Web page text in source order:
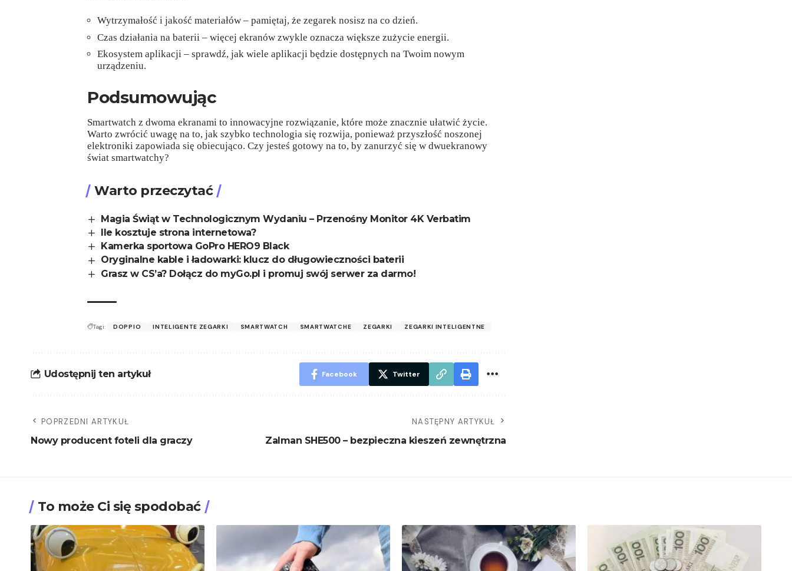
Wytrzymałość i jakość materiałów – pamiętaj, że zegarek nosisz na co dzień.
Czas działania na baterii – więcej ekranów zwykle oznacza większe zużycie energii.
Ekosystem aplikacji – sprawdź, jak wiele aplikacji będzie dostępnych na Twoim nowym
urządzeniu.
Podsumowując
Smartwatch z dwoma ekranami to innowacyjne rozwiązanie, które może znacznie ułatwić życie.
Warto zwrócić uwagę na to, jak szybko technologia się rozwija, ponieważ przyszłość noszonej
elektroniki zapowiada się obiecująco. Czy jesteś gotowy na to, by zanurzyć się w dwuekranowy
świat smartwatchy?
Warto przeczytać
Magia Świąt w Technologicznym Wydaniu – Przenośny Monitor 4K Verbatim
Ile kosztuje strona internetowa?
Kamerka sportowa GoPro HERO9 Black
Oryginalne kable i ładowarki: klucz do długowieczności baterii
Grasz w CS’a? Dołącz do myGo.pl i promuj swój serwer za darmo!
Tagi: DOPPIO INTELIGENTE ZEGARKI SMARTWATCH SMARTWATCHE ZEGARKI ZEGARKI INTELIGENTNE
Udostępnij ten artykuł Facebook Twitter
POPRZEDNI ARTYKUŁ
Nowy producent foteli dla graczy
NASTĘPNY ARTYKUŁ
Zalman SHE500 – bezpieczna kieszeń zewnętrzna
To może Ci się spodobać